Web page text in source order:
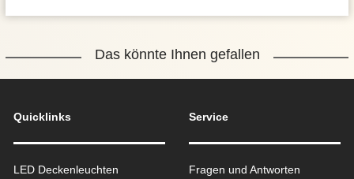
Das könnte Ihnen gefallen
Quicklinks
LED Deckenleuchten
Service
Fragen und Antworten